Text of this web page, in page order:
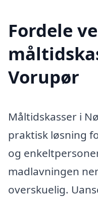
Fordele
Vorupør
Måltidskasser i
praktisk løsning
og
madlavningen
overskuelig.